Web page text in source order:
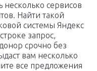
несколько сервисов
Найти такой
системы Яндекс
запрос,
срочно без
вам несколько
все предложения